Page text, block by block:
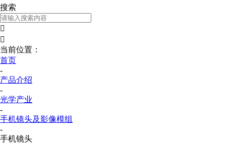
搜索


当前位置：
首页
-
产品介绍
-
光学产业
-
手机镜头及影像模组
-
手机镜头